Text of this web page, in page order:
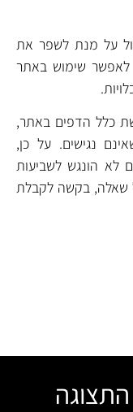
ממשיכה לפעול על מנת לשפר את
לאפשר שימוש באתר
כלל הדפים באתר,
נגישים. על כן,
לא הונגש לשביעות
שאלה, בקשה לקבלת